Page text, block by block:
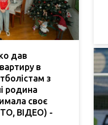
дав
в
з
родина
своє
ВІДЕО) -